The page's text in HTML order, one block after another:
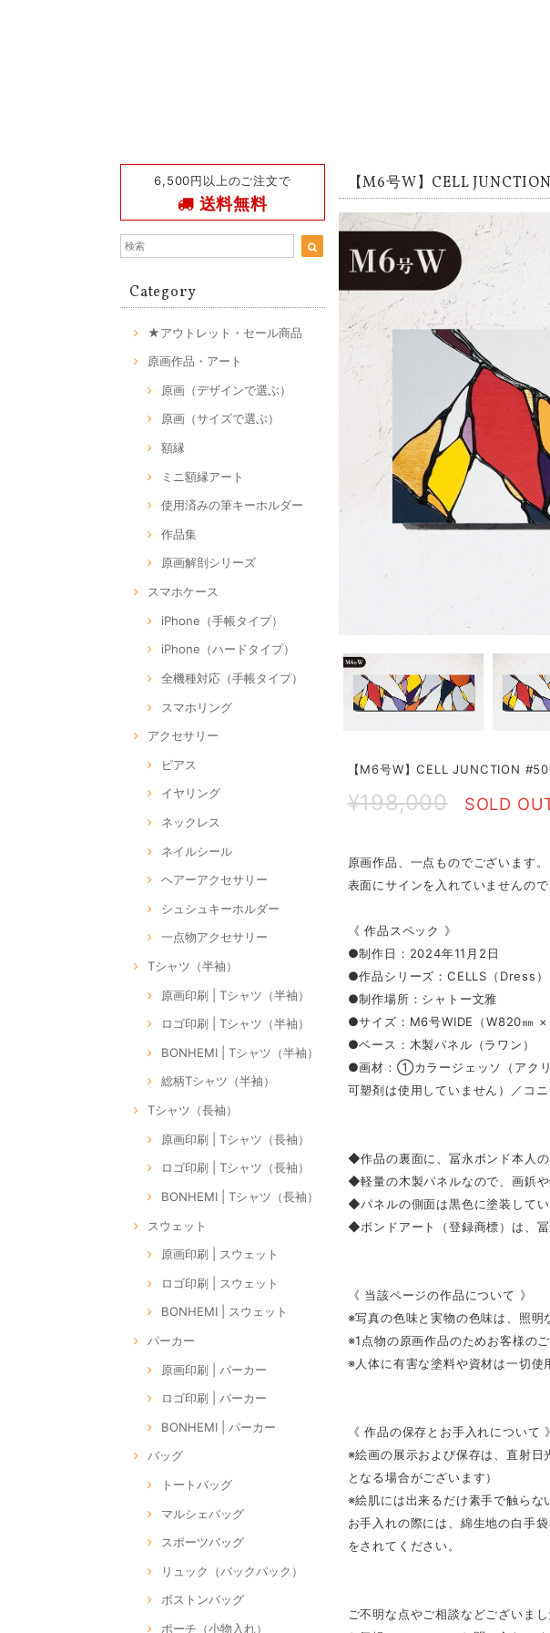
6,500円以上のご注文で
送料無料
Category
★アウトレット・セール商品
原画作品・アート
原画（デザインで選ぶ）
原画（サイズで選ぶ）
額縁
ミニ額縁アート
使用済みの筆キーホルダー
作品集
原画解剖シリーズ
スマホケース
iPhone（手帳タイプ）
iPhone（ハードタイプ）
全機種対応（手帳タイプ）
スマホリング
アクセサリー
ピアス
イヤリング
ネックレス
ネイルシール
ヘアーアクセサリー
シュシュキーホルダー
一点物アクセサリー
Tシャツ（半袖）
原画印刷 | Tシャツ（半袖）
ロゴ印刷 | Tシャツ（半袖）
BONHEMI | Tシャツ（半袖）
総柄Tシャツ（半袖）
Tシャツ（長袖）
原画印刷 | Tシャツ（長袖）
ロゴ印刷 | Tシャツ（長袖）
BONHEMI | Tシャツ（長袖）
スウェット
原画印刷 | スウェット
ロゴ印刷 | スウェット
BONHEMI | スウェット
パーカー
原画印刷 | パーカー
ロゴ印刷 | パーカー
BONHEMI | パーカー
バッグ
トートバッグ
マルシェバッグ
スポーツバッグ
リュック（バックパック）
ボストンバッグ
ポーチ（小物入れ）
【M6号W】CELL
【M6号W】CELL JUNCTION
¥198,000 SOLD
原画作品、一点ものでございます。
表面にサインを入れていませんの
《 作品スペック 》
●制作日：2024年11月2日
●作品シリーズ：CELLS（Dress）
●制作場所：シャトー文雅
●サイズ：M6号WIDE（W820㎜
●ベース：木製パネル（ラワン）
●画材：①カラージェッソ（アク
可塑剤は使用していません）／コ
◆作品の裏面に、冨永ボンド本人
◆軽量の木製パネルなので、画鋲や
◆パネルの側面は黒色に塗装してい
◆ボンドアート（登録商標）は、
《 当該ページの作品について 》
※写真の色味と実物の色味は、照明
※1点物の原画作品のためお客様の
※人体に有害な塗料や資材は一切使
《 作品の保存とお手入れについて 》
※絵画の展示および保存は、直射日
となる場合がございます）
※絵肌には出来るだけ素手で触らな
お手入れの際には、綿生地の白手
をされてください。
ご不明な点やご相談などございまし